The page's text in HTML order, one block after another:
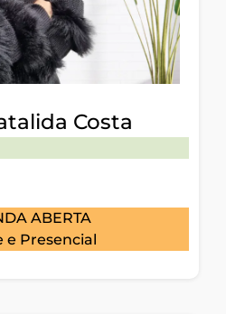
Costa
ABERTA
e Presencial